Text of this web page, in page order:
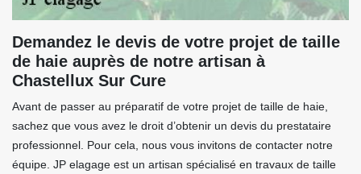
Demandez le devis de votre projet de taille
de haie auprès de notre artisan à
Chastellux Sur Cure
Avant de passer au préparatif de votre projet de taille de haie,
sachez que vous avez le droit d’obtenir un devis du prestataire
professionnel. Pour cela, nous vous invitons de contacter notre
équipe. JP elagage est un artisan spécialisé en travaux de taille